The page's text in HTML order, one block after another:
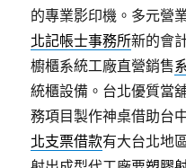
的專業影印機。多元營
北記帳士事務所新的會
櫥櫃系統工廠直營銷售
統櫃設備。台北優質當
務項目製作神桌借助台
北支票借款有大台北地